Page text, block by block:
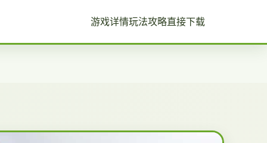
游戏详情玩法攻略直接下载